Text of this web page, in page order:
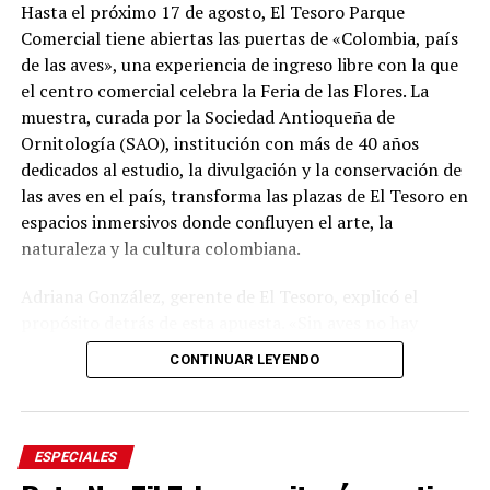
antioqueños: Horizontes, una obra emblemática de
nuestro patrimonio cultural, y Aguardiente Antioqueño,
una marca que por más de cien años ha acompañado
nuestras celebraciones y los momentos más
importantes de nuestra historia. Esta edición especial es
un homenaje a nuestras raíces y a los valores que nos
definen: el trabajo, la berraquera, la esperanza, la
familia y la capacidad de mirar siempre hacia adelante»,
afirmó el directivo.
departamento y sus paisajes de montaña, además del
sello «Modo Antioqueño», estrategia de la
orgullo y los valores regionales.
Como parte de su papel como anfitriona de la Feria de
Hasta el próximo 17 de agosto, El Tesoro Parque
Comercial tiene abiertas las puertas de «Colombia, país
de las aves», una experiencia de ingreso libre con la que
el centro comercial celebra la Feria de las Flores. La
muestra, curada por la Sociedad Antioqueña de
Ornitología (SAO), institución con más de 40 años
dedicados al estudio, la divulgación y la conservación de
las aves en el país, transforma las plazas de El Tesoro en
espacios inmersivos donde confluyen el arte, la
naturaleza y la cultura colombiana.
flores. Por esta razón abrimos nuestra celebración de la
Feria de las Flores con ‘Colombia, país de las aves’, una
propósito: diseñar espacios que nos enseñen sobre
nuestras riquezas naturales para enamorarnos de ellas y
CONTINUAR LEYENDO
ESPECIALES